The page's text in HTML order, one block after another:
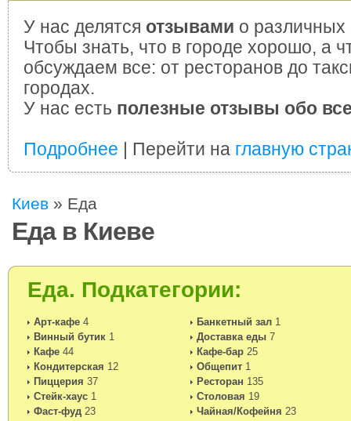
У нас делятся отзывами о различных
Чтобы знать, что в городе хорошо, а
обсуждаем все: от ресторанов до
городах.
У нас есть полезные отзывы обо
Подробнее | Перейти на главную
Киев » Еда
Еда в Киеве
Еда. Подкатегории:
Арт-кафе 4 Банкетный зал 1
Винный бутик 1 Доставка еды 7
Кафе 44 Кафе-бар 25
Кондитерская 12 Общепит 1
Пиццерия 37 Ресторан 135
Стейк-хаус 1 Столовая 19
Фаст-фуд 23 Чайная/Кофейня 23